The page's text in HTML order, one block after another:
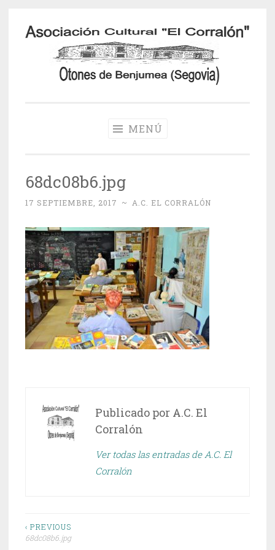
Saltar
contenido
MENÚ
68dc08b6.jpg
17 SEPTIEMBRE, 2017 ~ A.C. EL CORRALÓN
Publicado por A.C. El
Corralón
Ver todas las entradas de A.C. El
Corralón
Navegación
‹ PREVIOUS
68dc08b6.jpg